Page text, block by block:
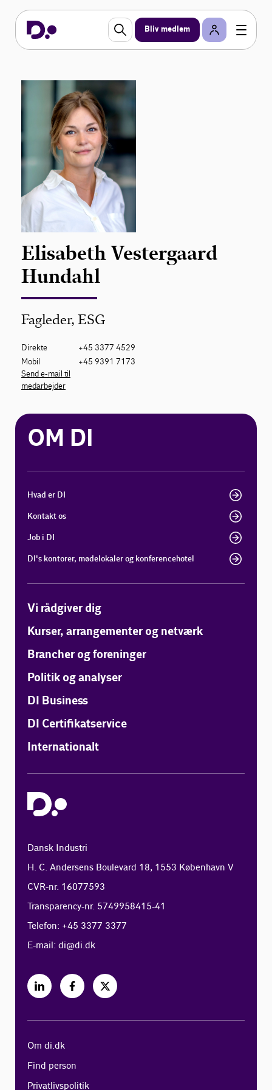
Bliv medlem
Elisabeth Vestergaard
Hundahl
Fagleder, ESG
Direkte
+45 3377 4529
Mobil
+45 9391 7173
Send e-mail til
medarbejder
OM DI
Hvad er DI
Kontakt os
Job i DI
DI's kontorer, mødelokaler og konferencehotel
Vi rådgiver dig
Kurser, arrangementer og netværk
Brancher og foreninger
Politik og analyser
DI Business
DI Certifikatservice
Internationalt
Dansk Industri
H. C. Andersens Boulevard 18, 1553 København V
CVR-nr. 16077593
Transparency-nr. 5749958415-41
Telefon: +45 3377 3377
E-mail:di@di.dk
Om di.dk
Find person
Privatlivspolitik